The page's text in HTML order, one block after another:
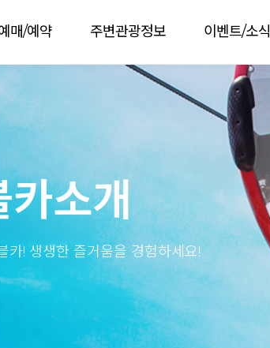
매/예약 주변관광정보 이벤트/소식
카소개
카! 생생한 즐거움을 경험하세요!